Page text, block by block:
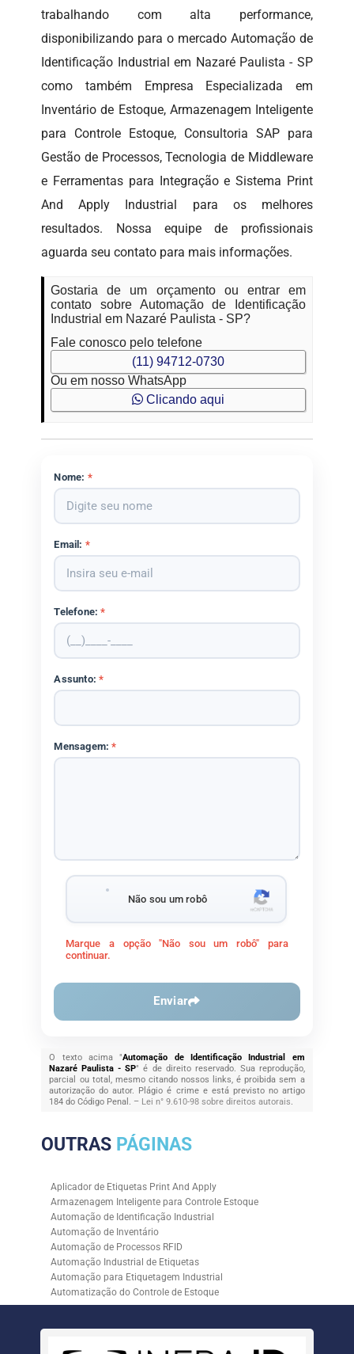
trabalhando com alta performance,
disponibilizando para o mercado Automação de
Identificação Industrial em Nazaré Paulista - SP
como também Empresa Especializada em
Inventário de Estoque, Armazenagem Inteligente
para Controle Estoque, Consultoria SAP para
Gestão de Processos, Tecnologia de Middleware
e Ferramentas para Integração e Sistema Print
And Apply Industrial para os melhores
resultados. Nossa equipe de profissionais
aguarda seu contato para mais informações.
Gostaria de um orçamento ou entrar em
contato sobre Automação de Identificação
Industrial em Nazaré Paulista - SP?
Fale conosco pelo telefone
(11) 94712-0730
Ou em nosso WhatsApp
Clicando aqui
Nome: *
Email: *
Telefone:*
Assunto:*
Mensagem:*
Não sou um robô
Marque a opção "Não sou um robô" para
continuar.
Enviar
O texto acima "Automação de Identificação Industrial em
Nazaré Paulista - SP" é de direito reservado. Sua reprodução,
parcial ou total, mesmo citando nossos links, é proibida sem a
autorização do autor. Plágio é crime e está previsto no artigo
184 do Código Penal. – Lei n° 9.610-98 sobre direitos autorais.
OUTRAS PÁGINAS
Aplicador de Etiquetas Print And Apply
Armazenagem Inteligente para Controle Estoque
Automação de Identificação Industrial
Automação de Inventário
Automação de Processos RFID
Automação Industrial de Etiquetas
Automação para Etiquetagem Industrial
Automatização do Controle de Estoque
Controle de Estoque com RFID